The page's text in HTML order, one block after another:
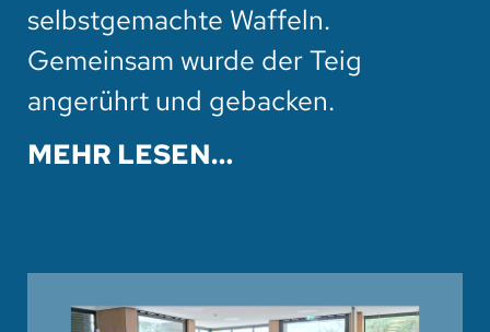
selbstgemachte Waffeln.
Gemeinsam wurde der Teig
angerührt und gebacken.
MEHR LESEN…